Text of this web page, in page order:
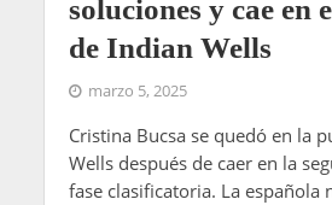
soluciones y cae en
de Indian Wells
marzo 5, 2025
Cristina Bucsa se quedó en la
Wells después de caer en la
fase clasificatoria. La española